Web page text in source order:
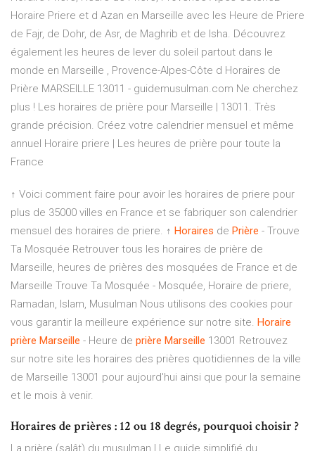
Horaire Priere et d Azan en Marseille avec les Heure de Priere
de Fajr, de Dohr, de Asr, de Maghrib et de Isha. Découvrez
également les heures de lever du soleil partout dans le
monde en Marseille , Provence-Alpes-Côte d Horaires de
Prière MARSEILLE 13011 - guidemusulman.com Ne cherchez
plus ! Les horaires de prière pour Marseille | 13011. Très
grande précision. Créez votre calendrier mensuel et même
annuel Horaire priere | Les heures de prière pour toute la
France
↑ Voici comment faire pour avoir les horaires de priere pour
plus de 35000 villes en France et se fabriquer son calendrier
mensuel des horaires de priere. ↑ Horaires de Prière - Trouve
Ta Mosquée Retrouver tous les horaires de prière de
Marseille, heures de prières des mosquées de France et de
Marseille Trouve Ta Mosquée - Mosquée, Horaire de priere,
Ramadan, Islam, Musulman Nous utilisons des cookies pour
vous garantir la meilleure expérience sur notre site. Horaire
prière Marseille - Heure de prière Marseille 13001 Retrouvez
sur notre site les horaires des prières quotidiennes de la ville
de Marseille 13001 pour aujourd'hui ainsi que pour la semaine
et le mois à venir.
Horaires de prières : 12 ou 18 degrés, pourquoi choisir ?